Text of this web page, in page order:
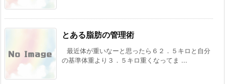
とある脂肪の管理術
最近体が重いなーと思ったら６２．５キロと自分
の基準体重より３．５キロ重くなってま ...